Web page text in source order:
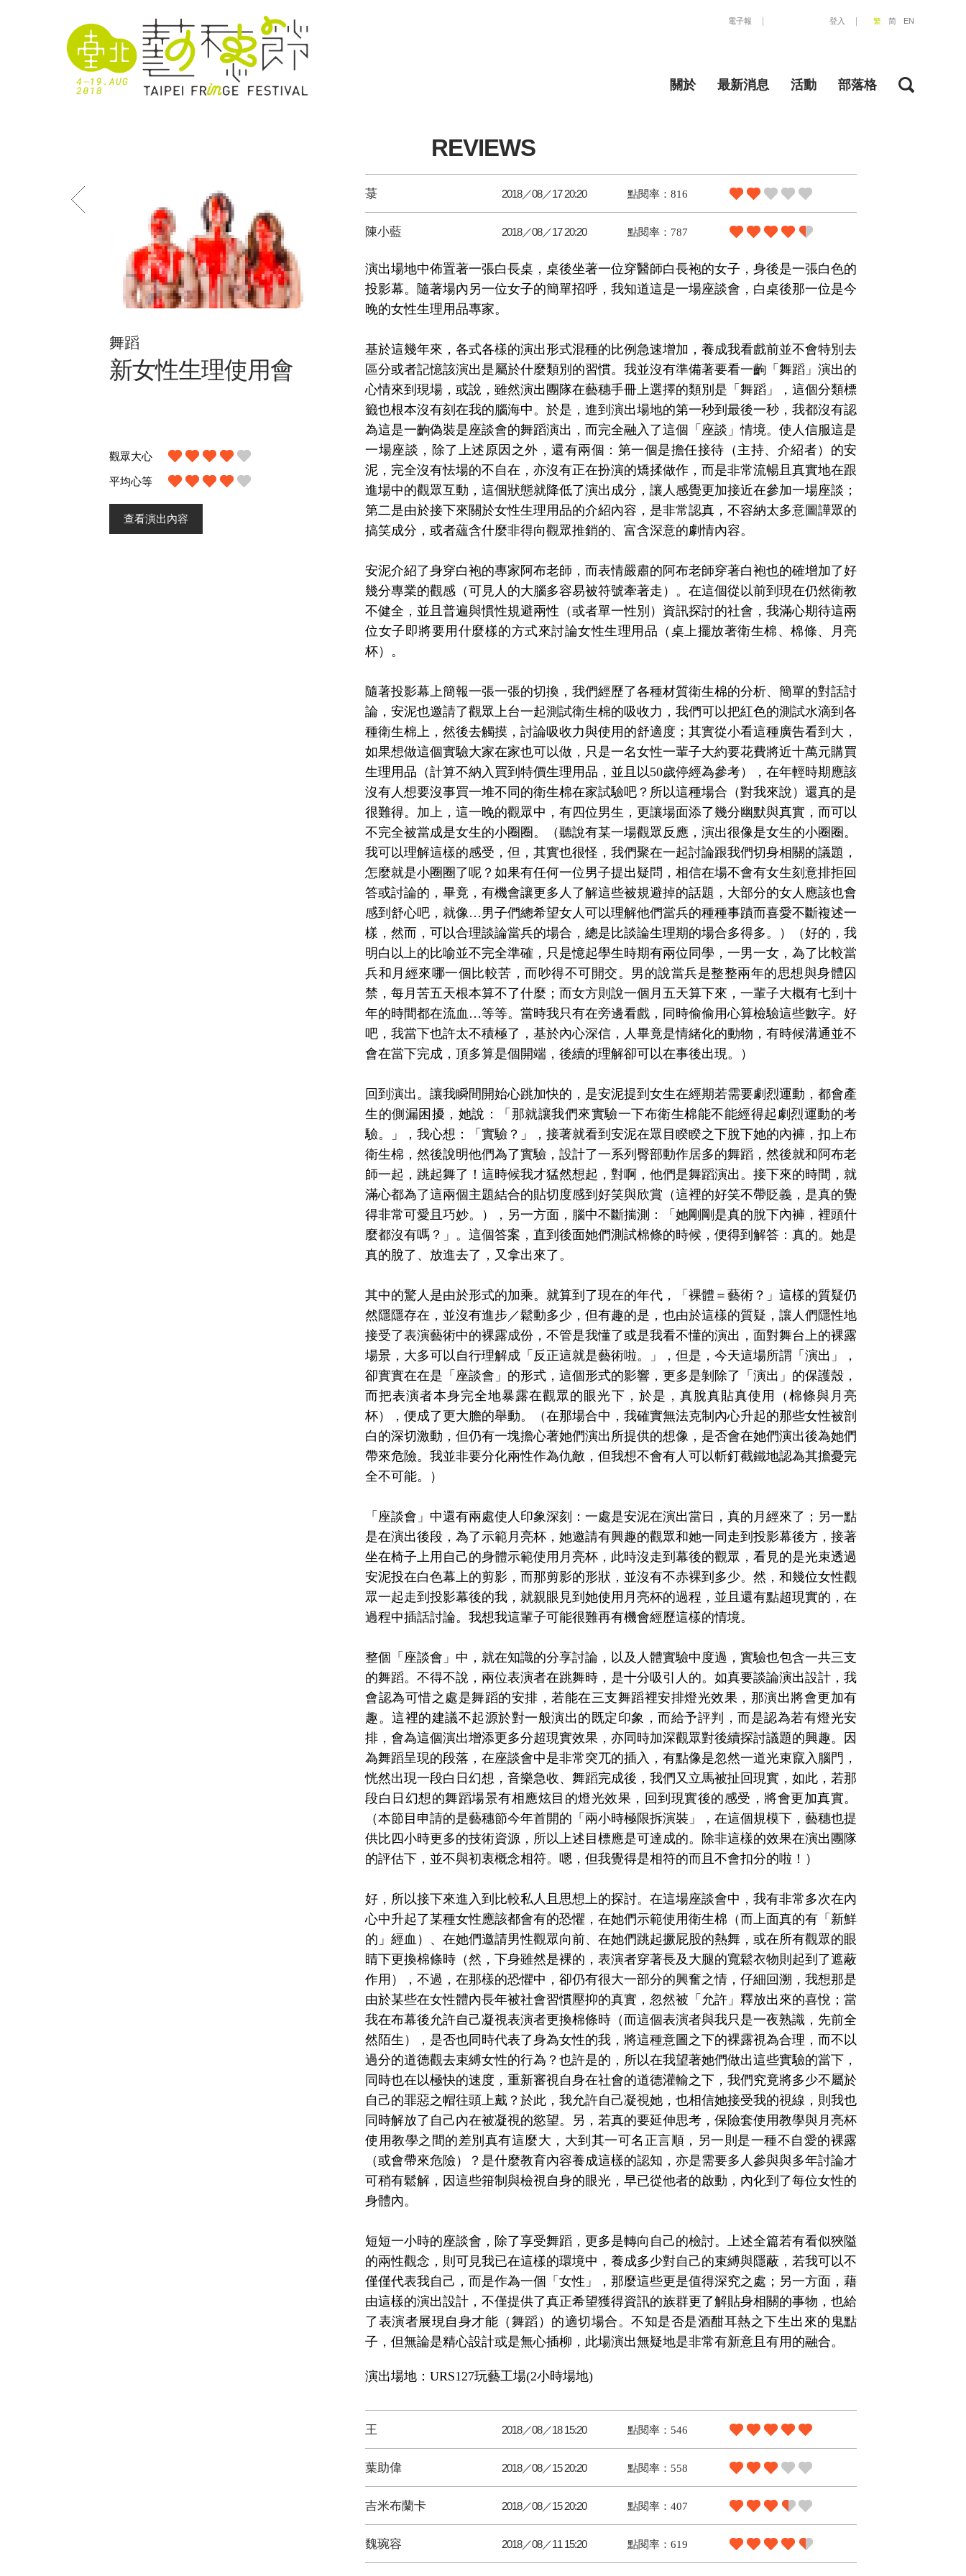
關於 最新消息 活動 部落格
電子報 登入 繁 简 EN
REVIEWS
舞蹈
新女性生理使用會
觀眾大心
平均心等
查看演出內容
菉 2018／08／17 20:20 點閱率：816
陳小藍 2018／08／17 20:20 點閱率：787
演出場地中佈置著一張白長桌，桌後坐著一位穿醫師白長袍的女子，身後是一張白色的
投影幕。隨著場內另一位女子的簡單招呼，我知道這是一場座談會，白桌後那一位是今
晚的女性生理用品專家。
基於這幾年來，各式各樣的演出形式混種的比例急速增加，養成我看戲前並不會特別去
區分或者記憶該演出是屬於什麼類別的習慣。我並沒有準備著要看一齣「舞蹈」演出的
心情來到現場，或說，雖然演出團隊在藝穗手冊上選擇的類別是「舞蹈」，這個分類標
籤也根本沒有刻在我的腦海中。於是，進到演出場地的第一秒到最後一秒，我都沒有認
為這是一齣偽裝是座談會的舞蹈演出，而完全融入了這個「座談」情境。使人信服這是
一場座談，除了上述原因之外，還有兩個：第一個是擔任接待（主持、介紹者）的安
泥，完全沒有怯場的不自在，亦沒有正在扮演的矯揉做作，而是非常流暢且真實地在跟
進場中的觀眾互動，這個狀態就降低了演出成分，讓人感覺更加接近在參加一場座談；
第二是由於接下來關於女性生理用品的介紹內容，是非常認真，不容納太多意圖譁眾的
搞笑成分，或者蘊含什麼非得向觀眾推銷的、富含深意的劇情內容。
安泥介紹了身穿白袍的專家阿布老師，而表情嚴肅的阿布老師穿著白袍也的確增加了好
幾分專業的觀感（可見人的大腦多容易被符號牽著走）。在這個從以前到現在仍然衛教
不健全，並且普遍與慣性規避兩性（或者單一性別）資訊探討的社會，我滿心期待這兩
位女子即將要用什麼樣的方式來討論女性生理用品（桌上擺放著衛生棉、棉條、月亮
杯）。
隨著投影幕上簡報一張一張的切換，我們經歷了各種材質衛生棉的分析、簡單的對話討
論，安泥也邀請了觀眾上台一起測試衛生棉的吸收力，我們可以把紅色的測試水滴到各
種衛生棉上，然後去觸摸，討論吸收力與使用的舒適度；其實從小看這種廣告看到大，
如果想做這個實驗大家在家也可以做，只是一名女性一輩子大約要花費將近十萬元購買
生理用品（計算不納入買到特價生理用品，並且以50歲停經為參考），在年輕時期應該
沒有人想要沒事買一堆不同的衛生棉在家試驗吧？所以這種場合（對我來說）還真的是
很難得。加上，這一晚的觀眾中，有四位男生，更讓場面添了幾分幽默與真實，而可以
不完全被當成是女生的小圈圈。（聽說有某一場觀眾反應，演出很像是女生的小圈圈。
我可以理解這樣的感受，但，其實也很怪，我們聚在一起討論跟我們切身相關的議題，
怎麼就是小圈圈了呢？如果有任何一位男子提出疑問，相信在場不會有女生刻意排拒回
答或討論的，畢竟，有機會讓更多人了解這些被規避掉的話題，大部分的女人應該也會
感到舒心吧，就像…男子們總希望女人可以理解他們當兵的種種事蹟而喜愛不斷複述一
樣，然而，可以合理談論當兵的場合，總是比談論生理期的場合多得多。）（好的，我
明白以上的比喻並不完全準確，只是憶起學生時期有兩位同學，一男一女，為了比較當
兵和月經來哪一個比較苦，而吵得不可開交。男的說當兵是整整兩年的思想與身體囚
禁，每月苦五天根本算不了什麼；而女方則說一個月五天算下來，一輩子大概有七到十
年的時間都在流血…等等。當時我只有在旁邊看戲，同時偷偷用心算檢驗這些數字。好
吧，我當下也許太不積極了，基於內心深信，人畢竟是情緒化的動物，有時候溝通並不
會在當下完成，頂多算是個開端，後續的理解卻可以在事後出現。）
回到演出。讓我瞬間開始心跳加快的，是安泥提到女生在經期若需要劇烈運動，都會產
生的側漏困擾，她說：「那就讓我們來實驗一下布衛生棉能不能經得起劇烈運動的考
驗。」，我心想：「實驗？」，接著就看到安泥在眾目睽睽之下脫下她的內褲，扣上布
衛生棉，然後說明他們為了實驗，設計了一系列臀部動作居多的舞蹈，然後就和阿布老
師一起，跳起舞了！這時候我才猛然想起，對啊，他們是舞蹈演出。接下來的時間，就
滿心都為了這兩個主題結合的貼切度感到好笑與欣賞（這裡的好笑不帶貶義，是真的覺
得非常可愛且巧妙。），另一方面，腦中不斷揣測：「她剛剛是真的脫下內褲，裡頭什
麼都沒有嗎？」。這個答案，直到後面她們測試棉條的時候，便得到解答：真的。她是
真的脫了、放進去了，又拿出來了。
其中的驚人是由於形式的加乘。就算到了現在的年代，「裸體＝藝術？」這樣的質疑仍
然隱隱存在，並沒有進步／鬆動多少，但有趣的是，也由於這樣的質疑，讓人們隱性地
接受了表演藝術中的裸露成份，不管是我懂了或是我看不懂的演出，面對舞台上的裸露
場景，大多可以自行理解成「反正這就是藝術啦。」，但是，今天這場所謂「演出」，
卻實實在在是「座談會」的形式，這個形式的影響，更多是剝除了「演出」的保護殼，
而把表演者本身完全地暴露在觀眾的眼光下，於是，真脫真貼真使用（棉條與月亮
杯），便成了更大膽的舉動。（在那場合中，我確實無法克制內心升起的那些女性被剖
白的深切激動，但仍有一塊擔心著她們演出所提供的想像，是否會在她們演出後為她們
帶來危險。我並非要分化兩性作為仇敵，但我想不會有人可以斬釘截鐵地認為其擔憂完
全不可能。）
「座談會」中還有兩處使人印象深刻：一處是安泥在演出當日，真的月經來了；另一點
是在演出後段，為了示範月亮杯，她邀請有興趣的觀眾和她一同走到投影幕後方，接著
坐在椅子上用自己的身體示範使用月亮杯，此時沒走到幕後的觀眾，看見的是光束透過
安泥投在白色幕上的剪影，而那剪影的形狀，並沒有不赤裸到多少。然，和幾位女性觀
眾一起走到投影幕後的我，就親眼見到她使用月亮杯的過程，並且還有點超現實的，在
過程中插話討論。我想我這輩子可能很難再有機會經歷這樣的情境。
整個「座談會」中，就在知識的分享討論，以及人體實驗中度過，實驗也包含一共三支
的舞蹈。不得不說，兩位表演者在跳舞時，是十分吸引人的。如真要談論演出設計，我
會認為可惜之處是舞蹈的安排，若能在三支舞蹈裡安排燈光效果，那演出將會更加有
趣。這裡的建議不起源於對一般演出的既定印象，而給予評判，而是認為若有燈光安
排，會為這個演出增添更多分超現實效果，亦同時加深觀眾對後續探討議題的興趣。因
為舞蹈呈現的段落，在座談會中是非常突兀的插入，有點像是忽然一道光束竄入腦門，
恍然出現一段白日幻想，音樂急收、舞蹈完成後，我們又立馬被扯回現實，如此，若那
段白日幻想的舞蹈場景有相應炫目的燈光效果，回到現實後的感受，將會更加真實。
（本節目申請的是藝穗節今年首開的「兩小時極限拆演裝」，在這個規模下，藝穗也提
供比四小時更多的技術資源，所以上述目標應是可達成的。除非這樣的效果在演出團隊
的評估下，並不與初衷概念相符。嗯，但我覺得是相符的而且不會扣分的啦！）
好，所以接下來進入到比較私人且思想上的探討。在這場座談會中，我有非常多次在內
心中升起了某種女性應該都會有的恐懼，在她們示範使用衛生棉（而上面真的有「新鮮
的」經血）、在她們邀請男性觀眾向前、在她們跳起撅屁股的熱舞，或在所有觀眾的眼
睛下更換棉條時（然，下身雖然是裸的，表演者穿著長及大腿的寬鬆衣物則起到了遮蔽
作用），不過，在那樣的恐懼中，卻仍有很大一部分的興奮之情，仔細回溯，我想那是
由於某些在女性體內長年被社會習慣壓抑的真實，忽然被「允許」釋放出來的喜悅；當
我在布幕後允許自己凝視表演者更換棉條時（而這個表演者與我只是一夜熟識，先前全
然陌生），是否也同時代表了身為女性的我，將這種意圖之下的裸露視為合理，而不以
過分的道德觀去束縛女性的行為？也許是的，所以在我望著她們做出這些實驗的當下，
同時也在以極快的速度，重新審視自身在社會的道德灌輸之下，我們究竟將多少不屬於
自己的罪惡之帽往頭上戴？於此，我允許自己凝視她，也相信她接受我的視線，則我也
同時解放了自己內在被凝視的慾望。另，若真的要延伸思考，保險套使用教學與月亮杯
使用教學之間的差別真有這麼大，大到其一可名正言順，另一則是一種不自愛的裸露
（或會帶來危險）？是什麼教育內容養成這樣的認知，亦是需要多人參與與多年討論才
可稍有鬆解，因這些箝制與檢視自身的眼光，早已從他者的啟動，內化到了每位女性的
身體內。
短短一小時的座談會，除了享受舞蹈，更多是轉向自己的檢討。上述全篇若有看似狹隘
的兩性觀念，則可見我已在這樣的環境中，養成多少對自己的束縛與隱蔽，若我可以不
僅僅代表我自己，而是作為一個「女性」，那麼這些更是值得深究之處；另一方面，藉
由這樣的演出設計，不僅提供了真正希望獲得資訊的族群更了解貼身相關的事物，也給
了表演者展現自身才能（舞蹈）的適切場合。不知是否是酒酣耳熱之下生出來的鬼點
子，但無論是精心設計或是無心插柳，此場演出無疑地是非常有新意且有用的融合。
演出場地：URS127玩藝工場(2小時場地)
王 2018／08／18 15:20 點閱率：546
葉助偉 2018／08／15 20:20 點閱率：558
吉米布蘭卡 2018／08／15 20:20 點閱率：407
魏琬容 2018／08／11 15:20 點閱率：619